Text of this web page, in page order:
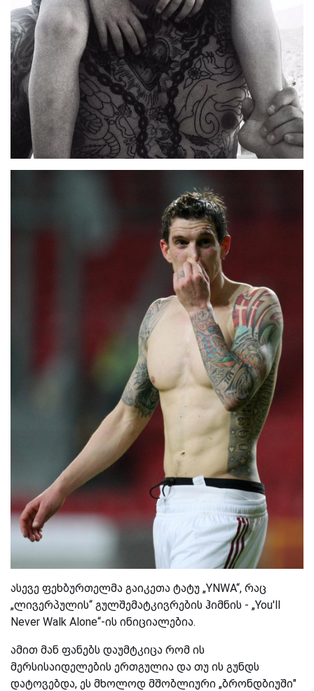
ასევე ფეხბურთელმა გაიკეთა ტატუ „YNWA“, რაც
„ლივერპულის“ გულშემატკივრების ჰიმნის - „You'll
Never Walk Alone“-ის ინიციალებია.
ამით მან ფანებს დაუმტკიცა რომ ის
მერსისაიდელების ერთგულია და თუ ის გუნდს
დატოვებდა, ეს მხოლოდ მშობლიური „ბრონდბიუში"